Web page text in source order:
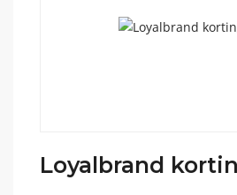
Loyalbrand